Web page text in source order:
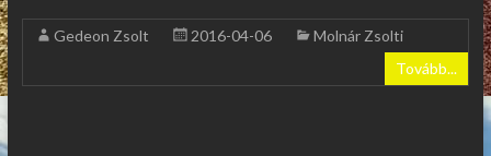
Gedeon Zsolt 2016-04-06
Molnár Zsolti
Tovább...